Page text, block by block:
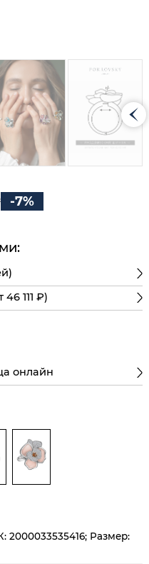
-7%
111 ₽)
онлайн
2000033535416; Размер: